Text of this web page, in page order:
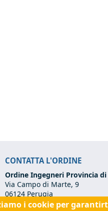
CONTATTA L'ORDINE
Ordine Ingegneri Provincia di
Via Campo di Marte, 9
06124 Perugia
Codice Fiscale:80017570542
i cookie per